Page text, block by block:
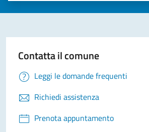
Contatta il comune
Leggi le domande frequenti
Richiedi assistenza
Prenota appuntamento